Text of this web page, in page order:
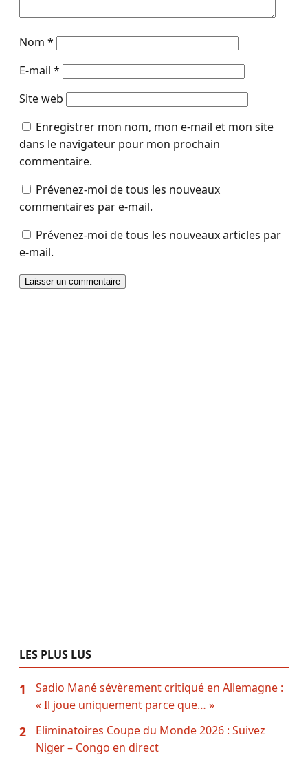
Nom *
E-mail *
Site web
Enregistrer mon nom, mon e-mail et mon site
dans le navigateur pour mon prochain
commentaire.
Prévenez-moi de tous les nouveaux
commentaires par e-mail.
Prévenez-moi de tous les nouveaux articles par
e-mail.
LES PLUS LUS
1
Sadio Mané sévèrement critiqué en Allemagne :
« Il joue uniquement parce que… »
2
Eliminatoires Coupe du Monde 2026 : Suivez
Niger – Congo en direct